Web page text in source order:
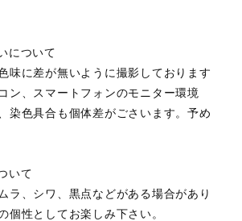
について
味に差が無いように撮影しております
ン、スマートフォンのモニター環境
染色具合も個体差がごさいます。予め
いて
ラ、シワ、黒点などがある場合があり
個性としてお楽しみ下さい。